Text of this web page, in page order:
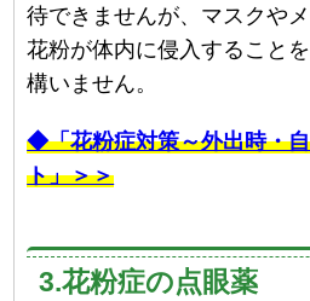
待できませんが、マスクや
花粉が体内に侵入すること
構いません。
◆「花粉症対策～外出時・
ト」＞＞
3.花粉症の点眼薬